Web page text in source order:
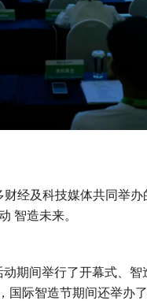
经及科技媒体共同举办
智造未来。
期间举行了开幕式、智
国际智造节期间还举办